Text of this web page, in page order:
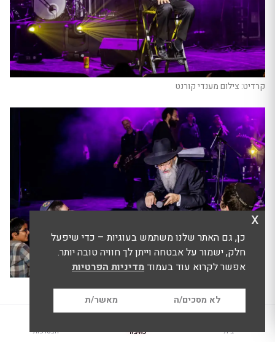
קרדיט: צילום מענדי קורנט
קרדיט: צילום מענדי קורנט
כן, גם האתר שלנו משתמש בעוגיות – כדי שיפעל
חלק, ישמור על אבטחה וייתן לך חוויה טובה יותר.
אפשר לקרוא עוד בעמוד מדיניות הפרטיות
לא מסכים/ה מאשר/ת
x
בית כתיבה הצטרפות